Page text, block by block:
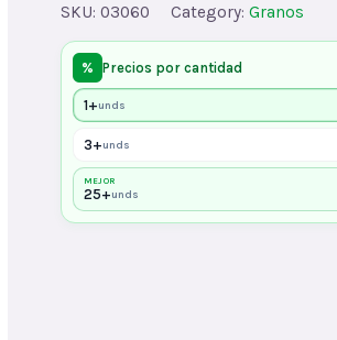
SKU: 03060 Category: Granos
% Precios por cantidad
1+unds
3+unds
MEJOR
25+unds